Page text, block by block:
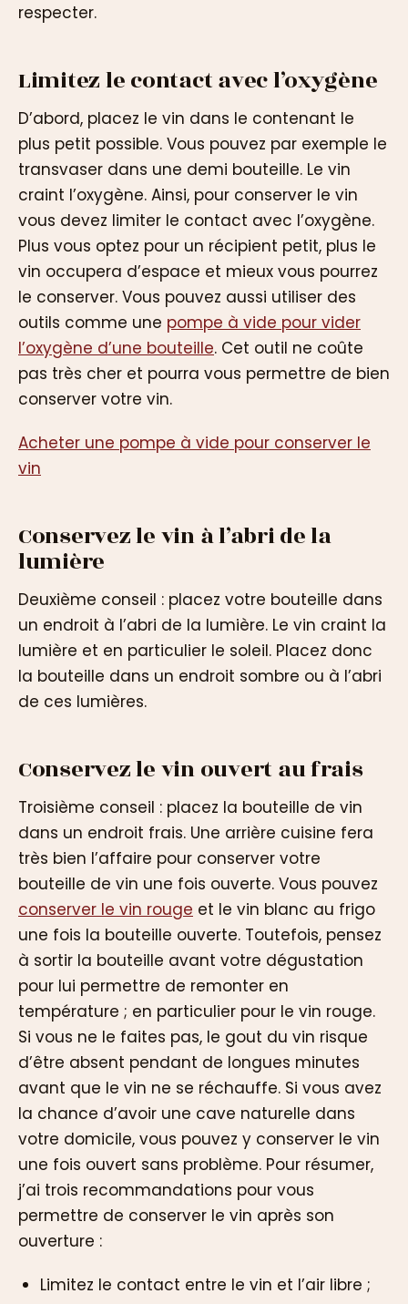
respecter.
Limitez le contact avec l’oxygène
D’abord, placez le vin dans le contenant le
plus petit possible. Vous pouvez par exemple le
transvaser dans une demi bouteille. Le vin
craint l’oxygène. Ainsi, pour conserver le vin
vous devez limiter le contact avec l’oxygène.
Plus vous optez pour un récipient petit, plus le
vin occupera d’espace et mieux vous pourrez
le conserver. Vous pouvez aussi utiliser des
outils comme une pompe à vide pour vider
l’oxygène d’une bouteille. Cet outil ne coûte
pas très cher et pourra vous permettre de bien
conserver votre vin.
Acheter une pompe à vide pour conserver le
vin
Conservez le vin à l’abri de la
lumière
Deuxième conseil : placez votre bouteille dans
un endroit à l’abri de la lumière. Le vin craint la
lumière et en particulier le soleil. Placez donc
la bouteille dans un endroit sombre ou à l’abri
de ces lumières.
Conservez le vin ouvert au frais
Troisième conseil : placez la bouteille de vin
dans un endroit frais. Une arrière cuisine fera
très bien l’affaire pour conserver votre
bouteille de vin une fois ouverte. Vous pouvez
conserver le vin rouge et le vin blanc au frigo
une fois la bouteille ouverte. Toutefois, pensez
à sortir la bouteille avant votre dégustation
pour lui permettre de remonter en
température ; en particulier pour le vin rouge.
Si vous ne le faites pas, le gout du vin risque
d’être absent pendant de longues minutes
avant que le vin ne se réchauffe. Si vous avez
la chance d’avoir une cave naturelle dans
votre domicile, vous pouvez y conserver le vin
une fois ouvert sans problème. Pour résumer,
j’ai trois recommandations pour vous
permettre de conserver le vin après son
ouverture :
Limitez le contact entre le vin et l’air libre ;